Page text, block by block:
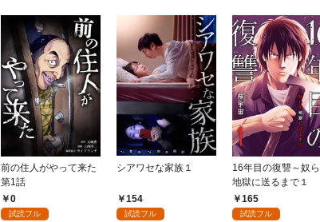
前の住人がやって来た
第1話
0
試読フル
シアワセな家族１
154
試読フル
16年目の復讐～奴
地獄に送るまで１
165
試読フル